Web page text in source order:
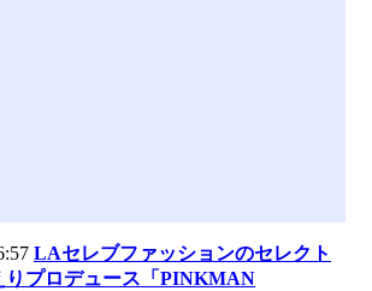
LAセレブファッションのセレクト
りプロデュース「PINKMAN